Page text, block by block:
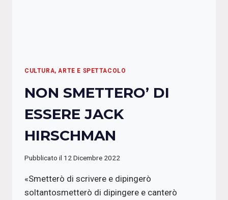
CULTURA, ARTE E SPETTACOLO
NON SMETTERO’ DI
ESSERE JACK
HIRSCHMAN
Pubblicato il 12 Dicembre 2022
«Smetterò di scrivere e dipingerò
soltantosmetterò di dipingere e canterò